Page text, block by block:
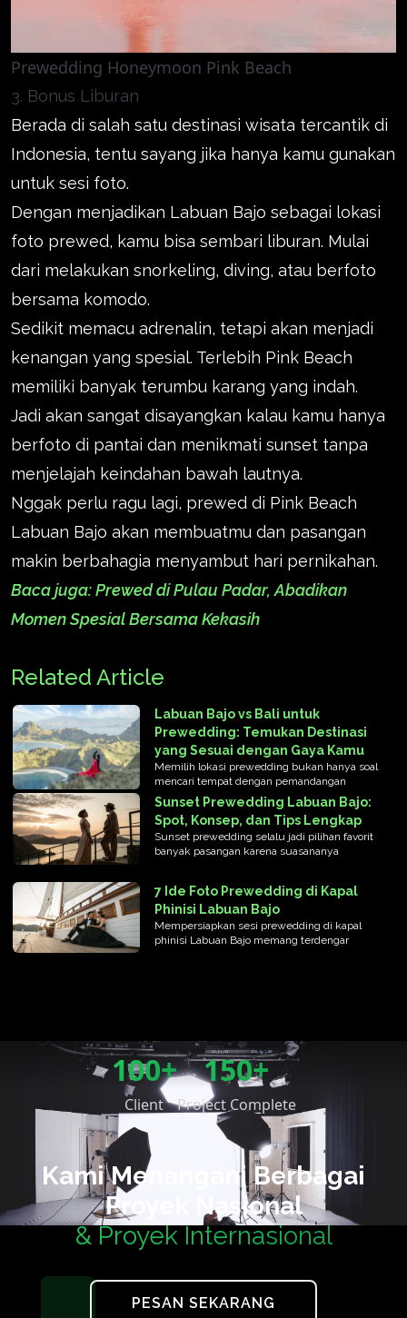
Prewedding Honeymoon Pink Beach
3. Bonus Liburan
Berada di salah satu destinasi wisata tercantik di
Indonesia, tentu sayang jika hanya kamu gunakan
untuk sesi foto.
Dengan menjadikan Labuan Bajo sebagai lokasi
foto prewed, kamu bisa sembari liburan. Mulai
dari melakukan snorkeling, diving, atau berfoto
bersama komodo.
Sedikit memacu adrenalin, tetapi akan menjadi
kenangan yang spesial. Terlebih Pink Beach
memiliki banyak terumbu karang yang indah.
Jadi akan sangat disayangkan kalau kamu hanya
berfoto di pantai dan menikmati sunset tanpa
menjelajah keindahan bawah lautnya.
Nggak perlu ragu lagi, prewed di Pink Beach
Labuan Bajo akan membuatmu dan pasangan
makin berbahagia menyambut hari pernikahan.
Baca juga:Prewed di Pulau Padar, Abadikan
Momen Spesial Bersama Kekasih
Related Article
Labuan Bajo vs Bali untuk
Prewedding: Temukan Destinasi
yang Sesuai dengan Gaya Kamu
Memilih lokasi prewedding bukan hanya soal
mencari tempat dengan pemandangan
Sunset Prewedding Labuan Bajo:
Spot, Konsep, dan Tips Lengkap
Sunset prewedding selalu jadi pilihan favorit
banyak pasangan karena suasananya
7 Ide Foto Prewedding di Kapal
Phinisi Labuan Bajo
Mempersiapkan sesi prewedding di kapal
phinisi Labuan Bajo memang terdengar
100+
Client
150+
Project Complete
Kami Menangani Berbagai
Proyek Nasional
& Proyek Internasional
PESAN SEKARANG